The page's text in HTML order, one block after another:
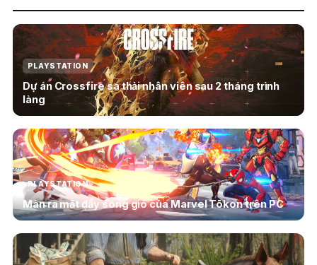
PLAYSTATION
Dự án Crossfire sa thải nhân viên sau 2 tháng trình
làng
PLAYSTATION
Màn ra mắt đầy sóng gió của Marvel Tōkon trên PC